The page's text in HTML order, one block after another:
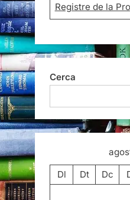
Registre de la
Cerca
Dl
Dt Dc